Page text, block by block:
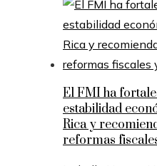
El FMI ha
estabilidad
Rica y
reformas